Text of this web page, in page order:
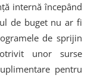
internă începând
de buget nu ar fi
de sprijin
unor surse
pentru